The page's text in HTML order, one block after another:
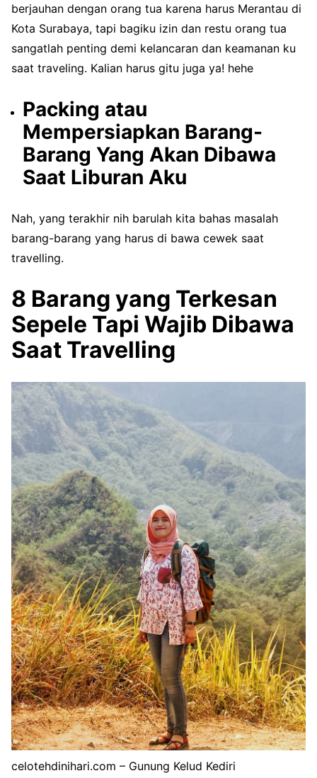
berjauhan dengan orang tua karena harus Merantau di
Kota Surabaya, tapi bagiku izin dan restu orang tua
sangatlah penting demi kelancaran dan keamanan ku
saat traveling. Kalian harus gitu juga ya! hehe
Packing atau
Mempersiapkan Barang-
Barang Yang Akan Dibawa
Saat Liburan Aku
Nah, yang terakhir nih barulah kita bahas masalah
barang-barang yang harus di bawa cewek saat
travelling.
8 Barang yang Terkesan
Sepele Tapi Wajib Dibawa
Saat Travelling
celotehdinihari.com – Gunung Kelud Kediri